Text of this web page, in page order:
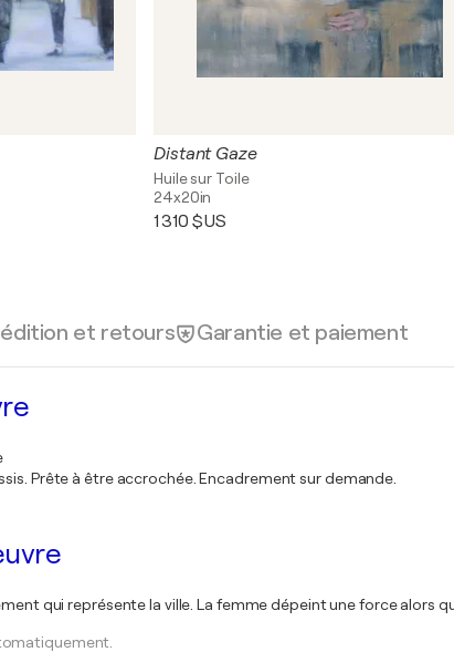
Distant Gaze
Huile sur Toile
24x20in
1 310 $US
et retours Garantie et paiement
Prête à être accrochée. Encadrement sur demande.
qui représente la ville. La femme dépeint une force alors